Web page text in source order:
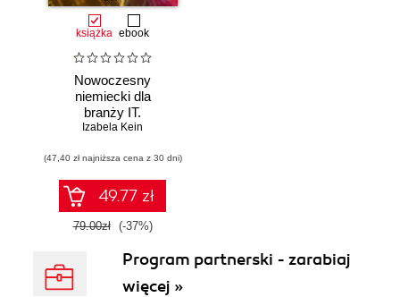
książka ebook
Nowoczesny
niemiecki dla
branży IT.
Praktyczne
ćwiczenia
Izabela Kein
(47,40 zł najniższa cena z 30 dni)
49.77 zł
79.00zł (-37%)
Program partnerski - zarabiaj
więcej »